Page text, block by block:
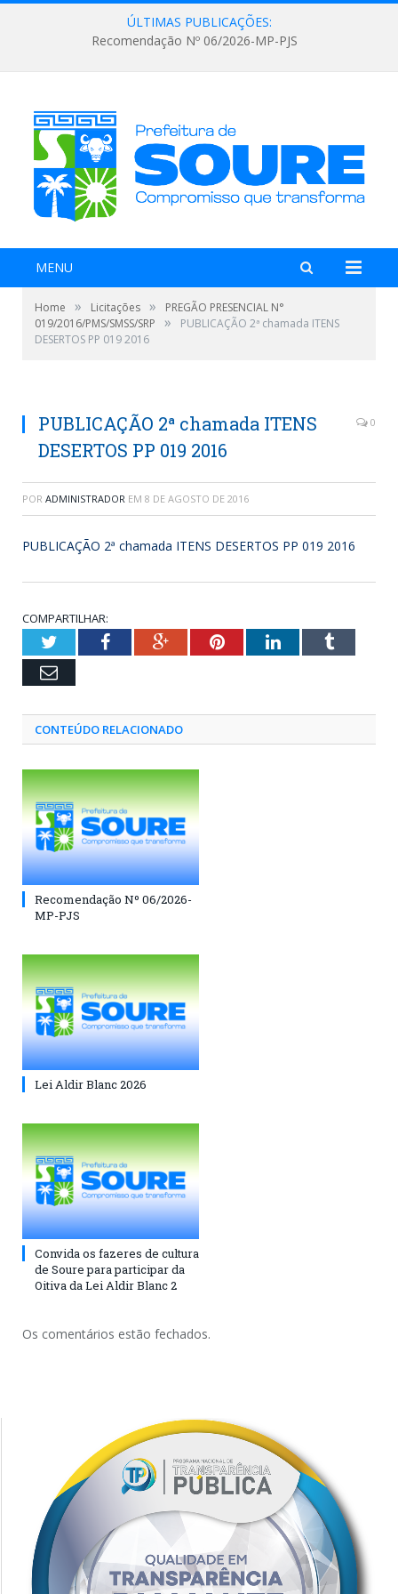
ÚLTIMAS PUBLICAÇÕES:
Recomendação Nº 06/2026-MP-PJS
MENU
Home » Licitações »
PREGÃO PRESENCIAL N°
019/2016/PMS/SMSS/SRP
»
PUBLICAÇÃO 2ª chamada ITENS
DESERTOS PP 019 2016
PUBLICAÇÃO 2ª chamada ITENS
DESERTOS PP 019 2016
0
POR ADMINISTRADOR EM 8 DE AGOSTO DE 2016
PUBLICAÇÃO 2ª chamada ITENS DESERTOS PP 019 2016
COMPARTILHAR:
TwitterFacebookGoogle+PinterestLinkedInTumblr
Email
CONTEÚDO RELACIONADO
Recomendação Nº 06/2026-
MP-PJS
Lei Aldir Blanc 2026
Convida os fazeres de cultura
de Soure para participar da
Oitiva da Lei Aldir Blanc 2
Os comentários estão fechados.